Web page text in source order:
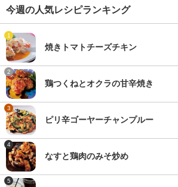
今週の人気レシピランキング
1
焼きトマトチーズチキン
2
鶏つくねとオクラの甘辛焼き
3
ピリ辛ゴーヤーチャンプルー
4
なすと鶏肉のみそ炒め
5